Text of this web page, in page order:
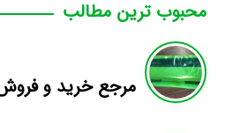
محبوب ترین مطالب